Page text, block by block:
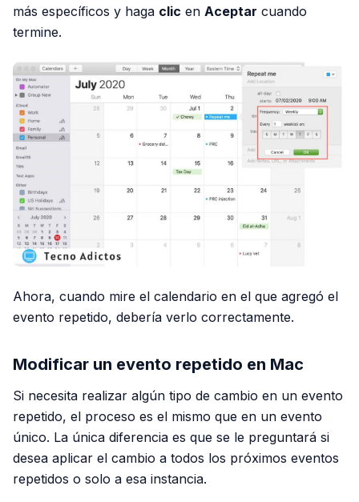
más específicos y haga clic en Aceptar cuando
termine.
Ahora, cuando mire el calendario en el que agregó el
evento repetido, debería verlo correctamente.
Modificar un evento repetido en Mac
Si necesita realizar algún tipo de cambio en un evento
repetido, el proceso es el mismo que en un evento
único. La única diferencia es que se le preguntará si
desea aplicar el cambio a todos los próximos eventos
repetidos o solo a esa instancia.